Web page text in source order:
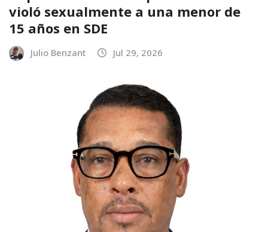
violó sexualmente a una menor de
15 años en SDE
Julio Benzant Jul 29, 2026